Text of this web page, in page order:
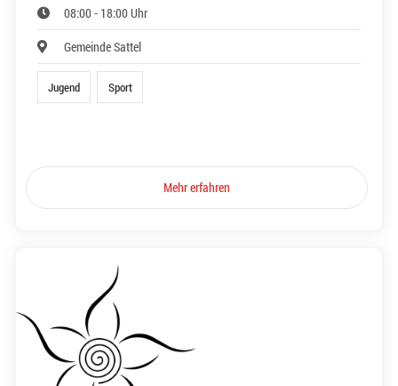
08:00 - 18:00 Uhr
Gemeinde Sattel
Jugend Sport
Mehr erfahren